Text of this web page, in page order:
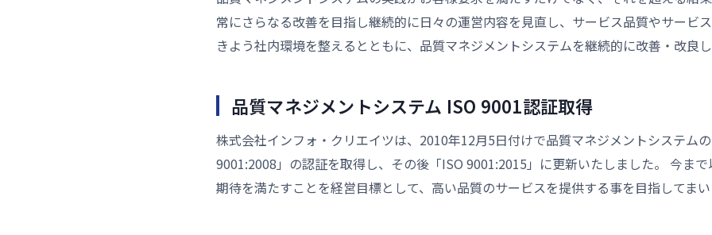
常にさらなる改善を目指し継続的に日々の運営内容を見直し、サービス品質やサービ
きよう社内環境を整えるとともに、品質マネジメントシステムを継続的に改善・改良
品質マネジメントシステム ISO 9001認証取得
株式会社インフォ・クリエイツは、2010年12月5日付けで品質マネジメントシステム
9001:2008」の認証を取得し、その後「ISO 9001:2015」に更新いたしました。 今ま
期待を満たすことを経営目標として、高い品質のサービスを提供する事を目指してま